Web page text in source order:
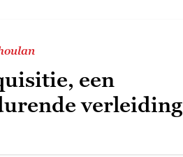
een
verleiding